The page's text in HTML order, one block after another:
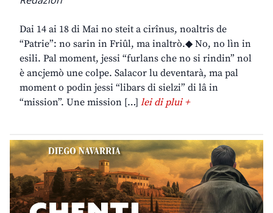
Dai 14 ai 18 di Mai no steit a cirînus, noaltris de
“Patrie”: no sarin in Friûl, ma inaltrò.◆ No, no lìn in
esili. Pal moment, jessi “furlans che no si rindin” nol
è ancjemò une colpe. Salacor lu deventarà, ma pal
moment o podin jessi “libars di sielzi” di lâ in
“mission”. Une mission […] lei di plui +